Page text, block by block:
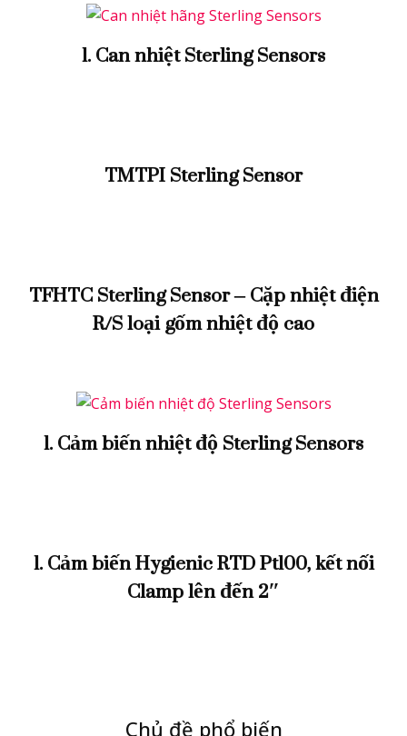
1. Can nhiệt Sterling Sensors
TMTPI Sterling Sensor
TFHTC Sterling Sensor – Cặp nhiệt điện
R/S loại gốm nhiệt độ cao
1. Cảm biến nhiệt độ Sterling Sensors
1. Cảm biến Hygienic RTD Pt100, kết nối
Clamp lên đến 2″
Chủ đề phổ biến